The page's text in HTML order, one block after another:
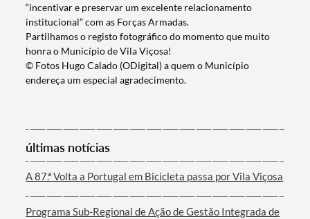
Categorias gerais
“incentivar e preservar um excelente relacionamento
institucional” com as Forças Armadas.
Partilhamos o registo fotográfico do momento que muito
honra o Município de Vila Viçosa!
© Fotos Hugo Calado (ODigital) a quem o Município
endereça um especial agradecimento.
últimas notícias
A 87.ª Volta a Portugal em Bicicleta passa por Vila Viçosa
Programa Sub-Regional de Ação de Gestão Integrada de